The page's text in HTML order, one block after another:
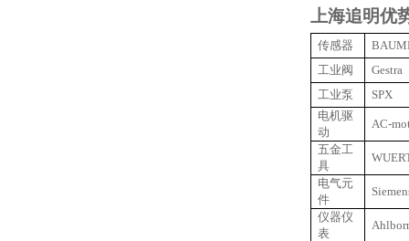
上海追明优
传感器
工业阀
Gestra
工业泵
SPX
电机驱
动
AC-
五金工
具
电气元
件
仪器仪
表